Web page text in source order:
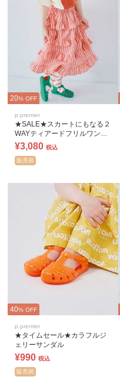
20% OFF
p.premier
★SALE★スカートにもなる２
WAYティアードフリルワンピ
ース リンク
¥3,080 税込
販売前
40% OFF
p.premier
★タイムセール★カラフルジ
ェリーサンダル
¥990 税込
販売前